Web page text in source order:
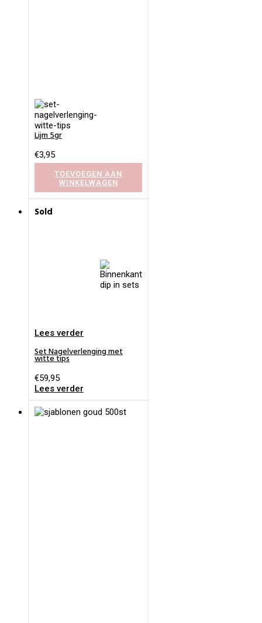
Lijm 5gr
€3,95
TOEVOEGEN AAN
WINKELWAGEN
Sold
Lees verder
Set Nagelverlenging met
witte tips
€59,95
Lees verder